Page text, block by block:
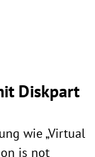
Diskpart
wie „Virtual
is not